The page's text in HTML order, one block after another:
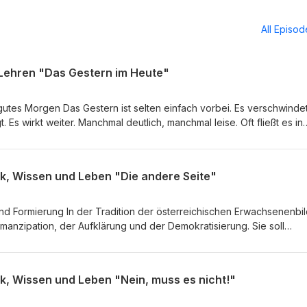
All
"Das Gestern im Heute"
Morgen Das Gestern ist selten einfach vorbei. Es
Es wirkt weiter. Manchmal deutlich, manchmal leise. Oft fließt es in
Körper, in den Räumen, durch die wir gehen, und in der
Ebenen. Die erste Ebene liegt in unseren inneren… Mehr dazu im
Besuch auf unserer Webseite.
Wissen und Leben "Die andere Seite"
Formierung In der Tradition der österreichischen
der Aufklärung und der Demokratisierung. Sie soll
teilzunehmen. Gerade deshalb ist es
geht es nicht um Bildung im Sinne von Freiheit, Mündigkeit
wird Bildung als Werkzeug der ideologischen Formierung
Wissen und Leben "Nein, muss es nicht!"